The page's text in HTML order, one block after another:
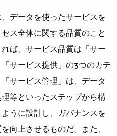
データを使ったサービスを
ス全体に関する品質のこと
ば、サービス品質は「サー
サービス提供」の3つのカテ
サービス管理」は、データ
等といったステップから構
うに設計し、ガバナンスを
向上させるものだ。また、